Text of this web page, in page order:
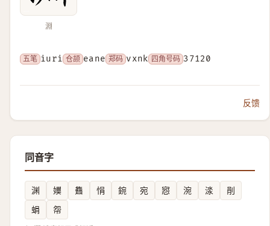
淵
五笔 iuri 仓颉 eane 郑码 vxnk 四角号码 37120
反馈
同音字
渊 嬽 䨊 悁 鋺 宛 惌 涴 渁
剈
蜎
㠾